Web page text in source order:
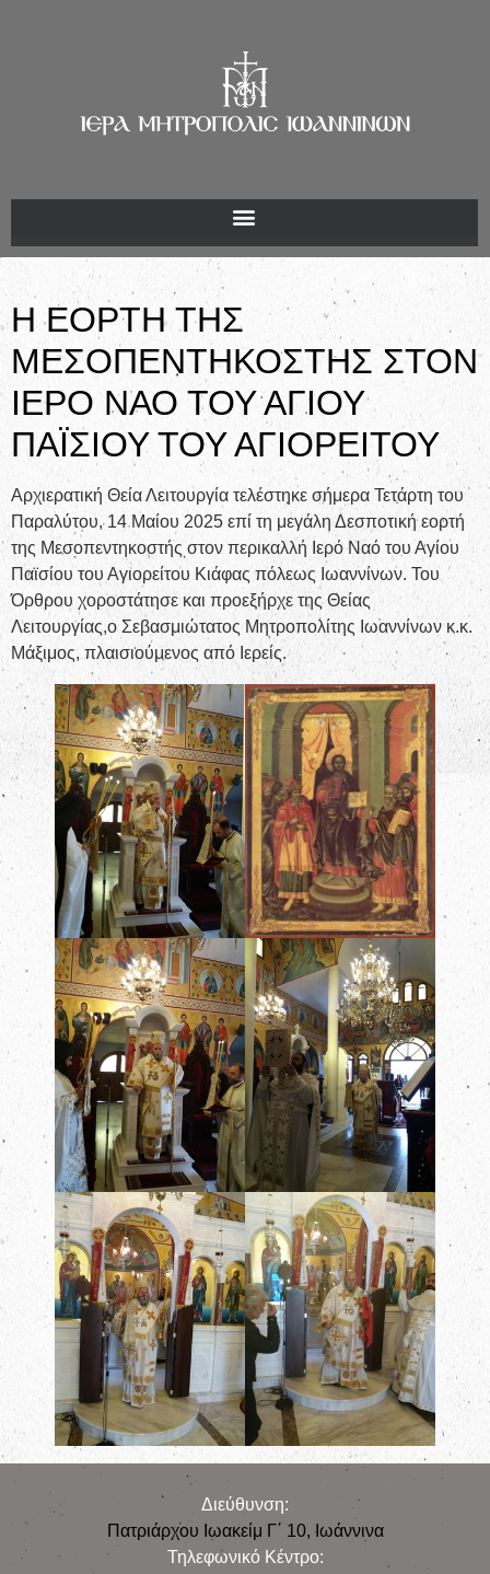
Η ΕΟΡΤΗ ΤΗΣ
ΜΕΣΟΠΕΝΤΗΚΟΣΤΗΣ ΣΤΟΝ
ΙΕΡΟ ΝΑΟ ΤΟΥ ΑΓΙΟΥ
ΠΑΪΣΙΟΥ ΤΟΥ ΑΓΙΟΡΕΙΤΟΥ
Αρχιερατική Θεία Λειτουργία τελέστηκε σήμερα Τετάρτη του
Παραλύτου, 14 Μαίου 2025 επί τη μεγάλη Δεσποτική εορτή
της Μεσοπεντηκοστής στον περικαλλή Ιερό Ναό του Αγίου
Παϊσίου του Αγιορείτου Κιάφας πόλεως Ιωαννίνων. Του
Όρθρου χοροστάτησε και προεξήρχε της Θείας
Λειτουργίας,ο Σεβασμιώτατος Μητροπολίτης Ιωαννίνων κ.κ.
Μάξιμος, πλαισιούμενος από Ιερείς.
Διεύθυνση:
Πατριάρχου Ιωακείμ Γ΄ 10, Iωάννινα
Τηλεφωνικό Κέντρο: